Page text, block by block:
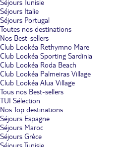
Séjours Tunisie
Séjours Italie
Séjours Portugal
Toutes nos destinations
Nos Best-sellers
Club Lookéa Rethymno Mare
Club Lookéa Sporting Sardinia
Club Lookéa Roda Beach
Club Lookéa Palmeiras Village
Club Lookéa Alua Village
Tous nos Best-sellers
TUI Sélection
Nos Top destinations
Séjours Espagne
Séjours Maroc
Séjours Grèce